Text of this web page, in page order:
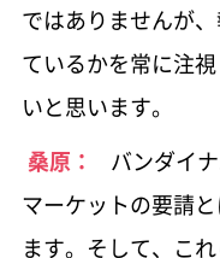
ではありませんが
ているかを常に注
いと思います。
桑原：
バンダイ
マーケットの要請
ます。そして、こ